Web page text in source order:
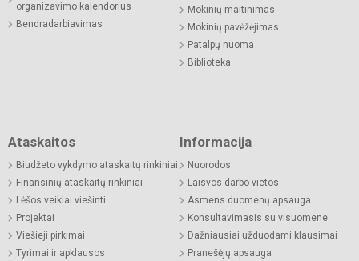
organizavimo kalendorius
Bendradarbiavimas
Mokinių maitinimas
Mokinių pavėžėjimas
Patalpų nuoma
Biblioteka
Ataskaitos
Biudžeto vykdymo ataskaitų rinkiniai
Finansinių ataskaitų rinkiniai
Lėšos veiklai viešinti
Projektai
Viešieji pirkimai
Tyrimai ir apklausos
Informacija
Nuorodos
Laisvos darbo vietos
Asmens duomenų apsauga
Konsultavimasis su visuomene
Dažniausiai užduodami klausimai
Pranešėjų apsauga